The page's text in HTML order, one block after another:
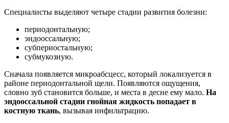
Специалисты выделяют четыре стадии развития болезни:
периодонтальную;
эндооссальную;
субпериостальную;
субмукозную.
Сначала появляется микроабсцесс, который локализуется в
районе периодонтальной щели. Появляются ощущения,
словно зуб становится больше, и места в десне ему мало. На
эндооссальной стадии гнойная жидкость попадает в
костную ткань, вызывая инфильтрацию.